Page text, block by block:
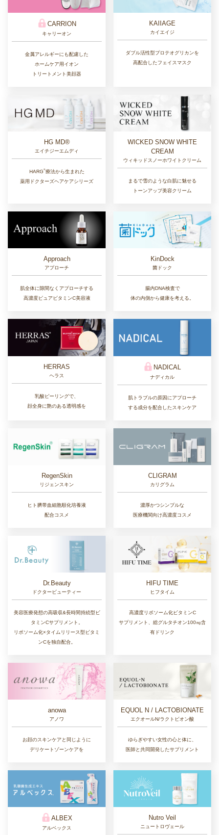
CARRION
キャリーオン
金属アレルギーにも配慮した
ホームケア用イオン
トリートメント美顔器
KAIIAGE
カイエイジ
ダブル活性型プロテオグリカンを
高配合したフェイスマスク
HG MD®
エイチジーエムディ
HARG®︎療法から生まれた
薬用ドクターズヘアケアシリーズ
WICKED SNOW WHITE
CREAM
ウィキッドスノーホワイトクリーム
まるで雪のような白肌に魅せる
トーンアップ美容クリーム
Approach
アプローチ
肌全体に隙間なくアプローチする
高濃度ピュアビタミンC美容液
KinDock
菌ドック
腸内DNA検査で
体の内側から健康を考える。
HERRAS
ヘラス
乳酸ピーリングで、
顔全身に艶のある透明感を
NADICAL
ナディカル
肌トラブルの原因にアプローチ
する成分を配合したスキンケア
RegenSkin
リジェンスキン
ヒト臍帯血細胞順化培養液
配合コスメ
CLIGRAM
カリグラム
濃厚かつシンプルな
医療機関向け高濃度コスメ
Dr.Beauty
ドクタービューティー
美容医療発想の高吸収&長時間持続型ビ
タミンCサプリメント。
リポソーム化×タイムリリース型ビタミ
ンCを独自配合。
HIFU TIME
ヒフタイム
高濃度リポソーム化ビタミンC
サプリメント、総グルタチオン100㎎含
有ドリンク
anowa
アノワ
お顔のスキンケアと同じように
デリケートゾーンケアを
EQUOL N / LACTOBIONATE
エクオールN/ラクトビオン酸
ゆらぎやすい女性の心と体に、
医師と共同開発したサプリメント
ALBEX
アルベックス
Nutro Veil
ニュートロヴェール